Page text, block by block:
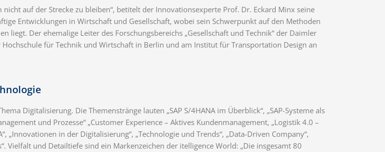
auf der Strecke zu bleiben“, betitelt der Innovationsexperte Prof. Dr. Eckard Minx seine
Entwicklungen in Wirtschaft und Gesellschaft, wobei sein Schwerpunkt auf den Methoden
Der ehemalige Leiter des Forschungsbereichs „Gesellschaft und Technik“ der Daimler
für Technik und Wirtschaft in Berlin und am Institut für Transportation Design an
Digitalisierung. Die Themenstränge lauten „SAP S/4HANA im Überblick“, „SAP-Systeme als
und Prozesse“ „Customer Experience – Aktives Kundenmanagement, „Logistik 4.0 –
„Innovationen in der Digitalisierung“, „Technologie und Trends“, „Data-Driven Company“,
Vielfalt und Detailtiefe sind ein Markenzeichen der itelligence World: „Die insgesamt 80